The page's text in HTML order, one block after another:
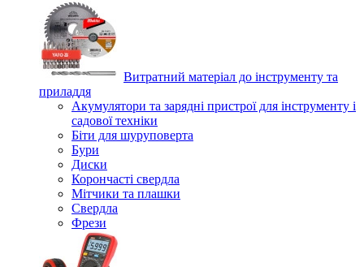
Витратний матеріал до інструменту та
приладдя
Акумулятори та зарядні пристрої для інструменту і
садової техніки
Біти для шуруповерта
Бури
Диски
Корончасті свердла
Мітчики та плашки
Свердла
Фрези